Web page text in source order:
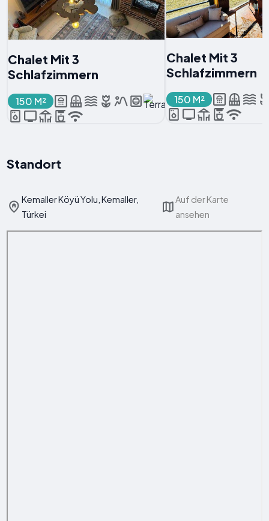
Chalet Mit 3
Schlafzimmern
150 M²
Chalet Mit 3
Schlafzimmern
150 M²
Standort
Kemaller Köyü Yolu, Kemaller,
Türkei
Auf der Karte
ansehen